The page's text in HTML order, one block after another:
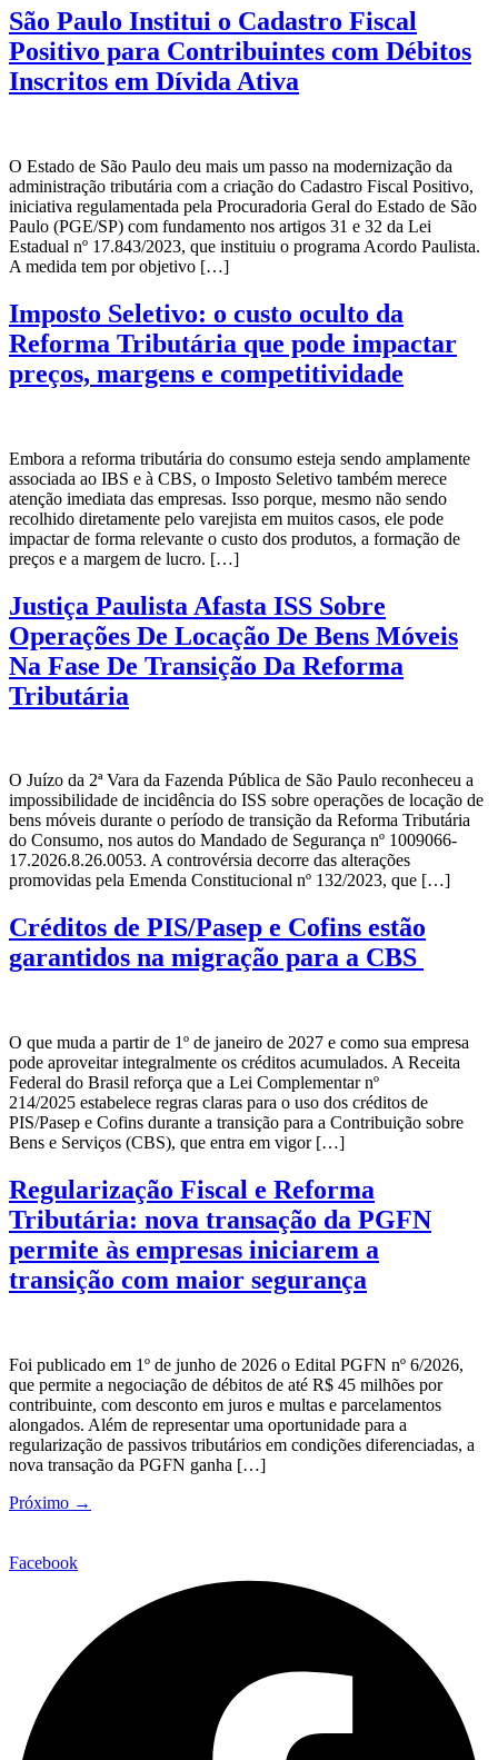
São Paulo Institui o Cadastro Fiscal
Positivo para Contribuintes com Débitos
Inscritos em Dívida Ativa
O Estado de São Paulo deu mais um passo na modernização da
administração tributária com a criação do Cadastro Fiscal Positivo,
iniciativa regulamentada pela Procuradoria Geral do Estado de São
Paulo (PGE/SP) com fundamento nos artigos 31 e 32 da Lei
Estadual nº 17.843/2023, que instituiu o programa Acordo Paulista.
A medida tem por objetivo […]
Imposto Seletivo: o custo oculto da
Reforma Tributária que pode impactar
preços, margens e competitividade
Embora a reforma tributária do consumo esteja sendo amplamente
associada ao IBS e à CBS, o Imposto Seletivo também merece
atenção imediata das empresas. Isso porque, mesmo não sendo
recolhido diretamente pelo varejista em muitos casos, ele pode
impactar de forma relevante o custo dos produtos, a formação de
preços e a margem de lucro. […]
Justiça Paulista Afasta ISS Sobre
Operações De Locação De Bens Móveis
Na Fase De Transição Da Reforma
Tributária
O Juízo da 2ª Vara da Fazenda Pública de São Paulo reconheceu a
impossibilidade de incidência do ISS sobre operações de locação de
bens móveis durante o período de transição da Reforma Tributária
do Consumo, nos autos do Mandado de Segurança nº 1009066-
17.2026.8.26.0053. A controvérsia decorre das alterações
promovidas pela Emenda Constitucional nº 132/2023, que […]
Créditos de PIS/Pasep e Cofins estão
garantidos na migração para a CBS
O que muda a partir de 1º de janeiro de 2027 e como sua empresa
pode aproveitar integralmente os créditos acumulados. A Receita
Federal do Brasil reforça que a Lei Complementar nº
214/2025 estabelece regras claras para o uso dos créditos de
PIS/Pasep e Cofins durante a transição para a Contribuição sobre
Bens e Serviços (CBS), que entra em vigor […]
Regularização Fiscal e Reforma
Tributária: nova transação da PGFN
permite às empresas iniciarem a
transição com maior segurança
Foi publicado em 1º de junho de 2026 o Edital PGFN nº 6/2026,
que permite a negociação de débitos de até R$ 45 milhões por
contribuinte, com desconto em juros e multas e parcelamentos
alongados. Além de representar uma oportunidade para a
regularização de passivos tributários em condições diferenciadas, a
nova transação da PGFN ganha […]
Próximo →
Facebook